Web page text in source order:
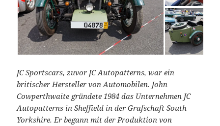
JC Sportscars, zuvor JC Autopatterns, war ein
britischer Hersteller von Automobilen. John
Cowperthwaite gründete 1984 das Unternehmen JC
Autopatterns in Sheffield in der Grafschaft South
Yorkshire. Er begann mit der Produktion von